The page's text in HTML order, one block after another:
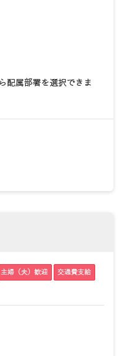
配属部署を選択できま
主婦（夫）歓迎 交通費支給